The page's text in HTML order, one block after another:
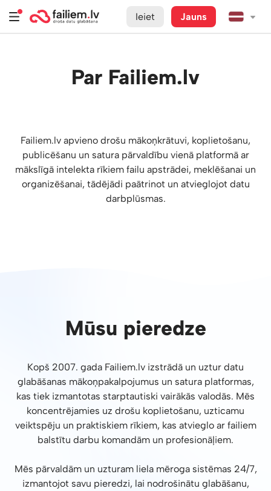
Ieiet Jauns
Par Failiem.lv
Failiem.lv apvieno drošu mākoņkrātuvi, koplietošanu,
publicēšanu un satura pārvaldību vienā platformā ar
mākslīgā intelekta rīkiem failu apstrādei, meklēšanai un
organizēšanai, tādējādi paātrinot un atvieglojot datu
darbplūsmas.
Mūsu pieredze
Kopš 2007. gada Failiem.lv izstrādā un uztur datu
glabāšanas mākoņpakalpojumus un satura platformas,
kas tiek izmantotas starptautiski vairākās valodās. Mēs
koncentrējamies uz drošu koplietošanu, uzticamu
veiktspēju un praktiskiem rīkiem, kas atvieglo ar failiem
balstītu darbu komandām un profesionāļiem.
Mēs pārvaldām un uzturam liela mēroga sistēmas 24/7,
izmantojot savu pieredzi, lai nodrošinātu glabāšanu,